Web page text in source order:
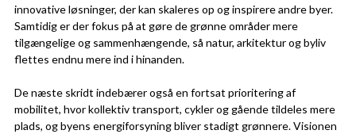
innovative løsninger, der kan skaleres op og inspirere andre byer.
Samtidig er der fokus på at gøre de grønne områder mere
tilgængelige og sammenhængende, så natur, arkitektur og byliv
flettes endnu mere ind i hinanden.
De næste skridt indebærer også en fortsat prioritering af
mobilitet, hvor kollektiv transport, cykler og gående tildeles mere
plads, og byens energiforsyning bliver stadigt grønnere. Visionen